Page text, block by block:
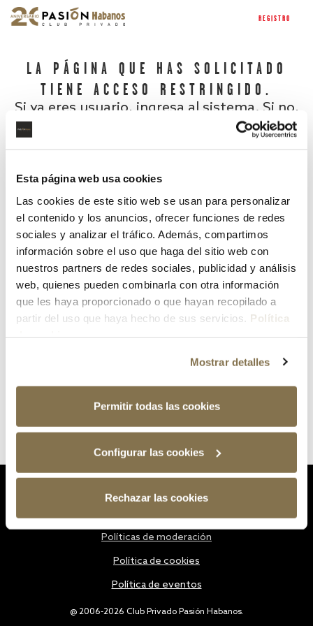
Esta página web usa cookies
Las cookies de este sitio web se usan para personalizar
el contenido y los anuncios, ofrecer funciones de redes
sociales y analizar el tráfico. Además, compartimos
información sobre el uso que haga del sitio web con
nuestros partners de redes sociales, publicidad y análisis
web, quienes pueden combinarla con otra información
que les haya proporcionado o que hayan recopilado a
partir del uso que haya hecho de sus servicios. Política
Mostrar detalles
Permitir todas las cookies
Configurar las cookies
Rechazar las cookies
REGISTRO
LA PÁGINA QUE HAS SOLICITADO
TIENE ACCESO RESTRINGIDO.
Si ya eres usuario, ingresa al sistema. Si no,
¿Has olvidado tu contraseña?
@ 2006-2026 Club Privado Pasión Habanos.
Políticas de moderación
Política de cookies
Política de eventos